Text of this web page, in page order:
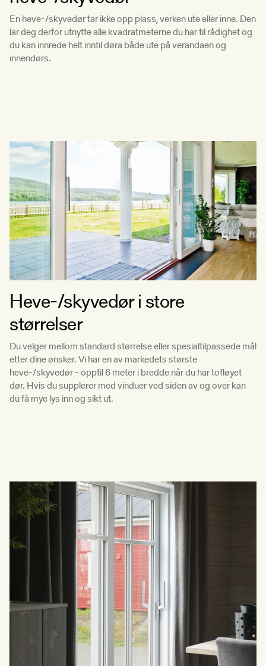
En heve-/skyvedør tar ikke opp plass, verken ute eller inne. Den
lar deg derfor utnytte alle kvadratmeterne du har til rådighet og
du kan innrede helt inntil døra både ute på verandaen og
innendørs.
Heve-/skyvedør i store
størrelser
Du velger mellom standard størrelse eller spesialtilpassede mål
etter dine ønsker. Vi har en av markedets største
heve-/skyvedør - opptil 6 meter i bredde når du har tofløyet
dør. Hvis du supplerer med vinduer ved siden av og over kan
du få mye lys inn og sikt ut.